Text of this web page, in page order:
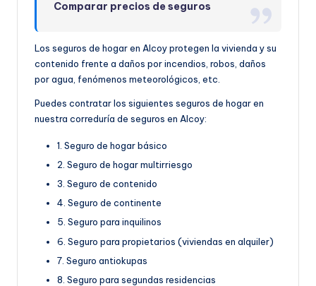
Comparar precios de seguros
Los seguros de hogar en Alcoy protegen la vivienda y su
contenido frente a daños por incendios, robos, daños
por agua, fenómenos meteorológicos, etc.
Puedes contratar los siguientes seguros de hogar en
nuestra correduría de seguros en Alcoy:
1. Seguro de hogar básico
2. Seguro de hogar multirriesgo
3. Seguro de contenido
4. Seguro de continente
5. Seguro para inquilinos
6. Seguro para propietarios (viviendas en alquiler)
7. Seguro antiokupas
8. Seguro para segundas residencias